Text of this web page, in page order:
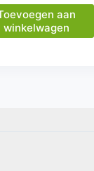
aan
winkelwagen